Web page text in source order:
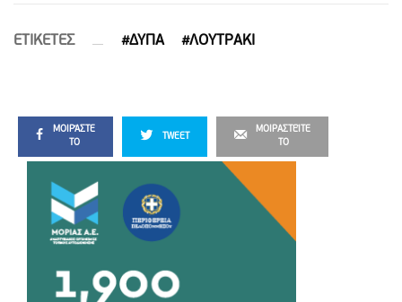
ETIΚΕΤΕΣ #ΔΥΠΑ #ΛΟΥΤΡΑΚΙ
ΜΟΙΡΆΣΤΕ
ΤΟ
TWEET
ΜΟΙΡΑΣΤΕΊΤΕ
ΤΟ